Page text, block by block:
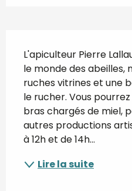
L'apiculteur Pierre
le monde des
ruches vitrines et une
le rucher. Vous
bras chargés de miel,
autres productions
à 12h et de 14h...
Lire la suite